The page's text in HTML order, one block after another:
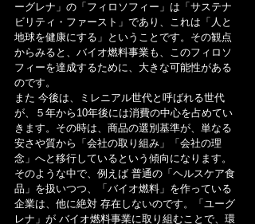
ーグレナ」の「フィロソフィー」は「サステナ
ビリティ・ファースト」であり、これは「人と
地球を健康にする」ということです。その観点
からみると、バイオ燃料事業も、このフィロソ
フィーを達成するために、大きな可能性がある
のです。
また 今後は、ミレニアル世代と呼ばれる世代
が、５年から10年後には消費の中心を占めてい
きます。その時は、商品の選別基準が、単なる
安さや質から「会社の取り組み」「会社の理
念」へと移行しているという傾向になります。
そのような中で、例えば 普通の「ヘルスケア食
品」を扱いつつ、「バイオ燃料」を作っている
企業は、他に絶対 存在しないのです。「ユーグ
レナ」が バイオ燃料事業に取り組むことで、環